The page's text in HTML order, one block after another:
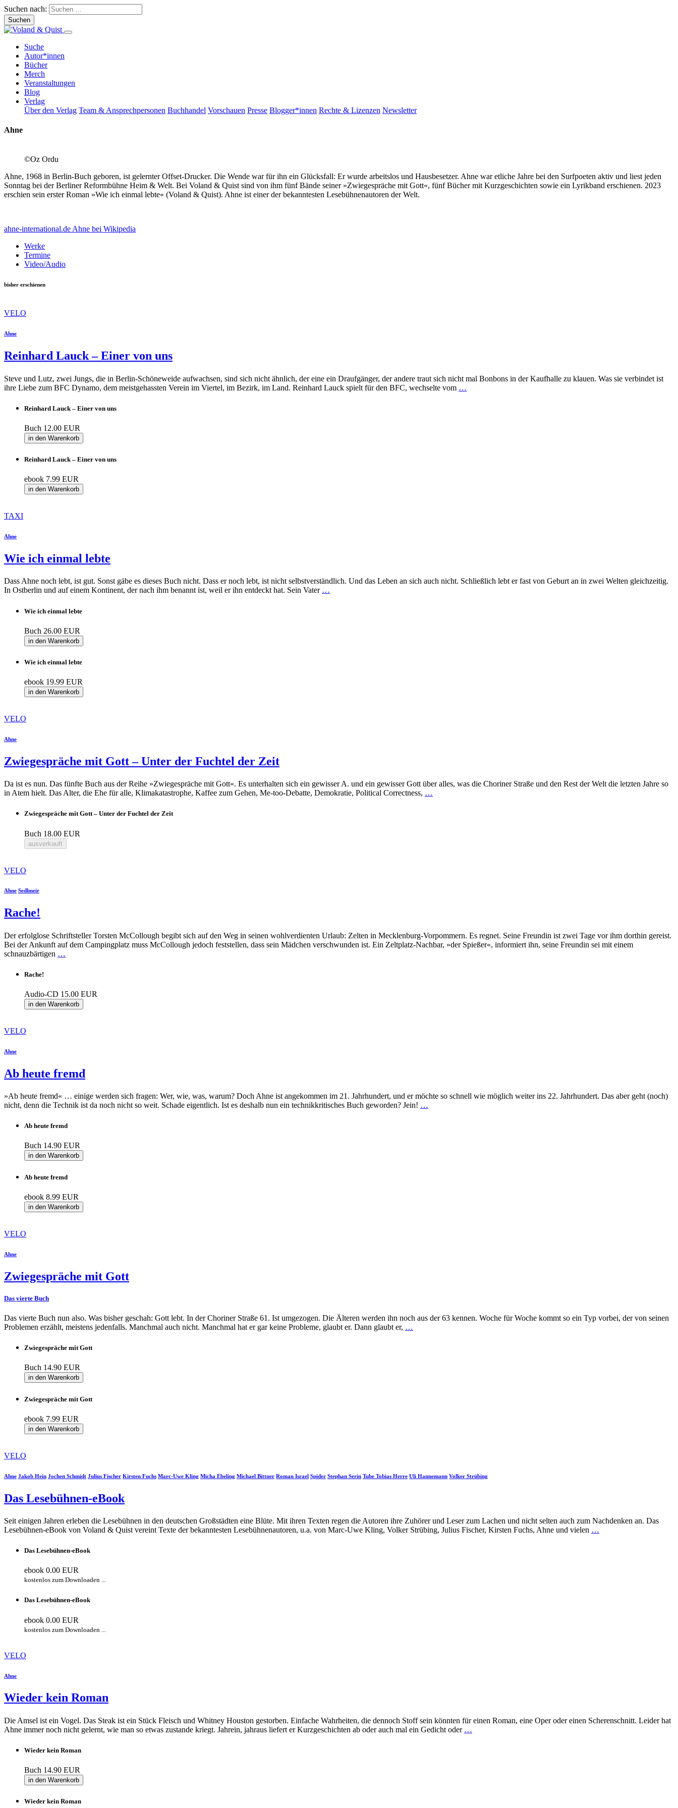
Suchen nach:
Suche
Autor*innen
Bücher
Merch
Veranstaltungen
Blog
Verlag
Über den Verlag Team & Ansprechpersonen Buchhandel Vorschauen Presse Blogger*innen Rechte & Lizenzen Newsletter
Ahne
©Oz Ordu
Ahne, 1968 in Berlin-Buch geboren, ist gelernter Offset-Drucker. Die Wende war für ihn ein Glücksfall: Er wurde arbeitslos und Hausbesetzer. Ahne war etliche Jahre bei den Surfpoeten aktiv und liest jeden
Sonntag bei der Berliner Reformbühne Heim & Welt. Bei Voland & Quist sind von ihm fünf Bände seiner »Zwiegespräche mit Gott«, fünf Bücher mit Kurzgeschichten sowie ein Lyrikband erschienen. 2023
erschien sein erster Roman »Wie ich einmal lebte« (Voland & Quist). Ahne ist einer der bekanntesten Lesebühnenautoren der Welt.
ahne-international.de Ahne bei Wikipedia
Werke
Termine
Video/Audio
bisher erschienen
VELO
Ahne
Reinhard Lauck – Einer von uns
Steve und Lutz, zwei Jungs, die in Berlin-Schöneweide aufwachsen, sind sich nicht ähnlich, der eine ein Draufgänger, der andere traut sich nicht mal Bonbons in der Kaufhalle zu klauen. Was sie verbindet ist
ihre Liebe zum BFC Dynamo, dem meistgehassten Verein im Viertel, im Bezirk, im Land. Reinhard Lauck spielt für den BFC, wechselte vom …
Reinhard Lauck – Einer von uns
Buch 12.00 EUR
in den Warenkorb
Reinhard Lauck – Einer von uns
ebook 7.99 EUR
in den Warenkorb
TAXI
Ahne
Wie ich einmal lebte
Dass Ahne noch lebt, ist gut. Sonst gäbe es dieses Buch nicht. Dass er noch lebt, ist nicht selbstverständlich. Und das Leben an sich auch nicht. Schließlich lebt er fast von Geburt an in zwei Welten gleichzeitig.
In Ostberlin und auf einem Kontinent, der nach ihm benannt ist, weil er ihn entdeckt hat. Sein Vater …
Wie ich einmal lebte
Buch 26.00 EUR
in den Warenkorb
Wie ich einmal lebte
ebook 19.99 EUR
in den Warenkorb
VELO
Ahne
Zwiegespräche mit Gott – Unter der Fuchtel der Zeit
Da ist es nun. Das fünfte Buch aus der Reihe »Zwiegespräche mit Gott«. Es unterhalten sich ein gewisser A. und ein gewisser Gott über alles, was die Choriner Straße und den Rest der Welt die letzten Jahre so
in Atem hielt. Das Alter, die Ehe für alle, Klimakatastrophe, Kaffee zum Gehen, Me-too-Debatte, Demokratie, Political Correctness, …
Zwiegespräche mit Gott – Unter der Fuchtel der Zeit
Buch 18.00 EUR
ausverkauft
VELO
Ahne Sedlmeir
Rache!
Der erfolglose Schriftsteller Torsten McCollough begibt sich auf den Weg in seinen wohlverdienten Urlaub: Zelten in Mecklenburg-Vorpommern. Es regnet. Seine Freundin ist zwei Tage vor ihm dorthin gereist.
Bei der Ankunft auf dem Campingplatz muss McCollough jedoch feststellen, dass sein Mädchen verschwunden ist. Ein Zeltplatz-Nachbar, »der Spießer«, informiert ihn, seine Freundin sei mit einem
schnauzbärtigen …
Rache!
Audio-CD 15.00 EUR
in den Warenkorb
VELO
Ahne
Ab heute fremd
»Ab heute fremd« … einige werden sich fragen: Wer, wie, was, warum? Doch Ahne ist angekommen im 21. Jahrhundert, und er möchte so schnell wie möglich weiter ins 22. Jahrhundert. Das aber geht (noch)
nicht, denn die Technik ist da noch nicht so weit. Schade eigentlich. Ist es deshalb nun ein technikkritisches Buch geworden? Jein! …
Ab heute fremd
Buch 14.90 EUR
in den Warenkorb
Ab heute fremd
ebook 8.99 EUR
in den Warenkorb
VELO
Ahne
Zwiegespräche mit Gott
Das vierte Buch
Das vierte Buch nun also. Was bisher geschah: Gott lebt. In der Choriner Straße 61. Ist umgezogen. Die Älteren werden ihn noch aus der 63 kennen. Woche für Woche kommt so ein Typ vorbei, der von seinen
Problemen erzählt, meistens jedenfalls. Manchmal auch nicht. Manchmal hat er gar keine Probleme, glaubt er. Dann glaubt er, …
Zwiegespräche mit Gott
Buch 14.90 EUR
in den Warenkorb
Zwiegespräche mit Gott
ebook 7.99 EUR
in den Warenkorb
VELO
Ahne Jakob Hein Jochen Schmidt Julius Fischer Kirsten Fuchs Marc-Uwe Kling Micha Ebeling Michael Bittner Roman Israel Spider Stephan Serin Tube Tobias Herre Uli Hannemann Volker Strübing
Das Lesebühnen-eBook
Seit einigen Jahren erleben die Lesebühnen in den deutschen Großstädten eine Blüte. Mit ihren Texten regen die Autoren ihre Zuhörer und Leser zum Lachen und nicht selten auch zum Nachdenken an. Das
Lesebühnen-eBook von Voland & Quist vereint Texte der bekanntesten Lesebühnenautoren, u.a. von Marc-Uwe Kling, Volker Strübing, Julius Fischer, Kirsten Fuchs, Ahne und vielen …
Das Lesebühnen-eBook
ebook 0.00 EUR
kostenlos zum Downloaden ...
Das Lesebühnen-eBook
ebook 0.00 EUR
kostenlos zum Downloaden ...
VELO
Ahne
Wieder kein Roman
Die Amsel ist ein Vogel. Das Steak ist ein Stück Fleisch und Whitney Houston gestorben. Einfache Wahrheiten, die dennoch Stoff sein könnten für einen Roman, eine Oper oder einen Scherenschnitt. Leider hat
Ahne immer noch nicht gelernt, wie man so etwas zustande kriegt. Jahrein, jahraus liefert er Kurzgeschichten ab oder auch mal ein Gedicht oder …
Wieder kein Roman
Buch 14.90 EUR
in den Warenkorb
Wieder kein Roman